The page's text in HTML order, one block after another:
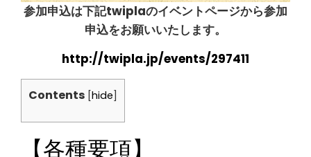
参加申込は下記twiplaのイベントページから参加
申込をお願いいたします。
http://twipla.jp/events/297411
Contents [hide]
【各種要項】